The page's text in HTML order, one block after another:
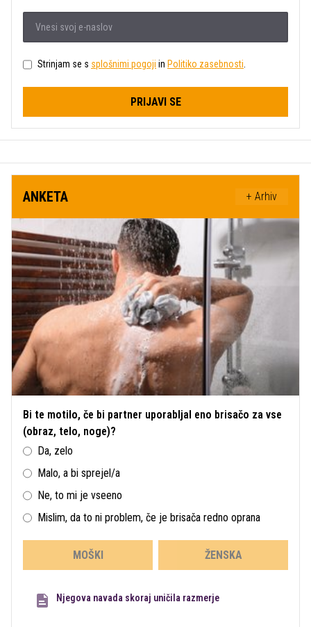
Strinjam se s splošnimi pogoji in Politiko zasebnosti.
PRIJAVI SE
ANKETA + Arhiv
Bi te motilo, če bi partner uporabljal eno brisačo za vse
(obraz, telo, noge)?
Da, zelo
Malo, a bi sprejel/a
Ne, to mi je vseeno
Mislim, da to ni problem, če je brisača redno oprana
MOŠKI ŽENSKA
Njegova navada skoraj uničila razmerje